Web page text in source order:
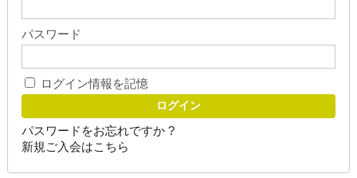
パスワード
ログイン情報を記憶
パスワードをお忘れですか ?
新規ご入会はこちら